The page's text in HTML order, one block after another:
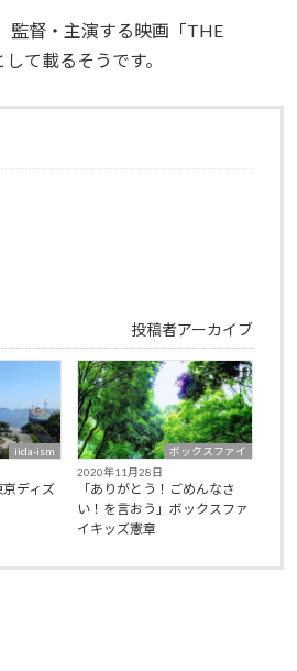
監督・主演する映画「THE
て載るそうです。
投稿者アーカイブ
iida-ism
ディズ
ボックスファイ
2020年11月28日
「ありがとう！ごめんなさ
い！を言おう」ボックスファ
イキッズ憲章